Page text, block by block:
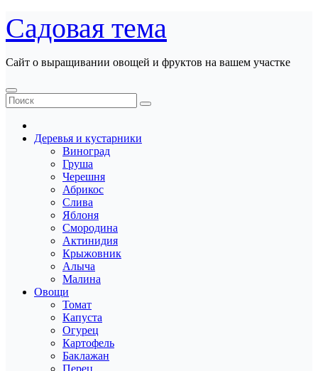
Перейти
к
содержанию
Садовая тема
Сайт о выращивании овощей и фруктов на вашем участке
Деревья и кустарники
Виноград
Груша
Черешня
Абрикос
Слива
Яблоня
Смородина
Актинидия
Крыжовник
Алыча
Малина
Овощи
Томат
Капуста
Огурец
Картофель
Баклажан
Перец